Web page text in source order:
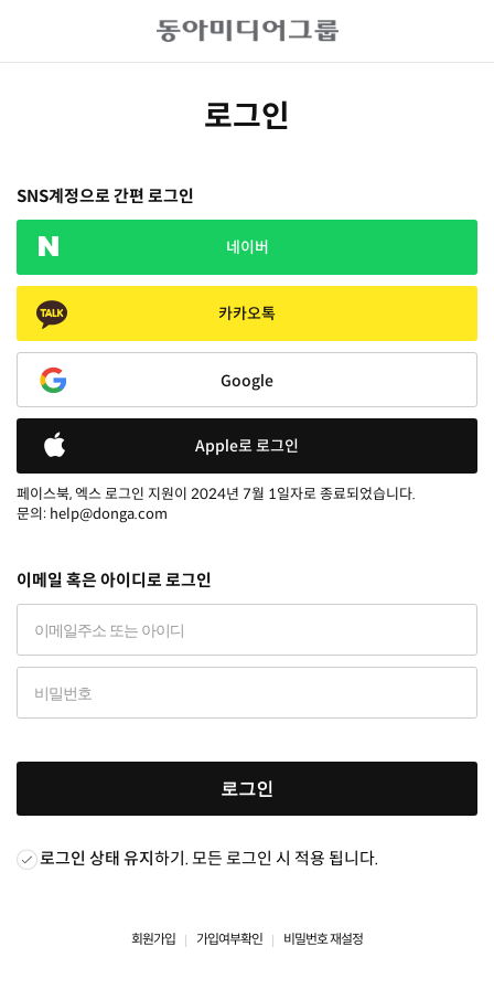
로그인
SNS계정으로 간편 로그인
네이버
카카오톡
Google
Apple로 로그인
페이스북, 엑스 로그인 지원이 2024년 7월 1일자로 종료되었습니다.
문의: help@donga.com
이메일 혹은 아이디로 로그인
로그인
로그인 상태 유지하기. 모든 로그인 시 적용 됩니다.
회원가입 가입여부확인 비밀번호 재설정